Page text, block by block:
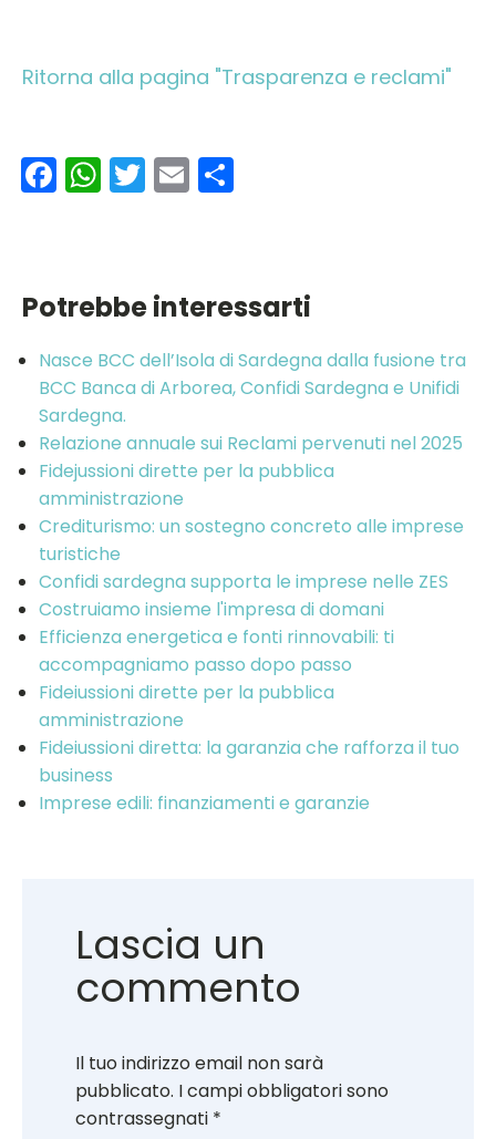
Ritorna alla pagina "Trasparenza e reclami"
Facebook
WhatsApp
Twitter
Email
Potrebbe interessarti
Nasce BCC dell’Isola di Sardegna dalla fusione tra
BCC Banca di Arborea, Confidi Sardegna e Unifidi
Sardegna.
Relazione annuale sui Reclami pervenuti nel 2025
Fidejussioni dirette per la pubblica
amministrazione
Crediturismo: un sostegno concreto alle imprese
turistiche
Confidi sardegna supporta le imprese nelle ZES
Costruiamo insieme l'impresa di domani
Efficienza energetica e fonti rinnovabili: ti
accompagniamo passo dopo passo
Fideiussioni dirette per la pubblica
amministrazione
Fideiussioni diretta: la garanzia che rafforza il tuo
business
Imprese edili: finanziamenti e garanzie
Lascia un
commento
Il tuo indirizzo email non sarà
pubblicato. I campi obbligatori sono
contrassegnati *